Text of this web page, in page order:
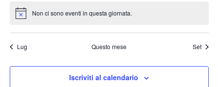
Notice Non ci sono eventi in questa giornata.
Lug Questo mese Set
Iscriviti al calendario